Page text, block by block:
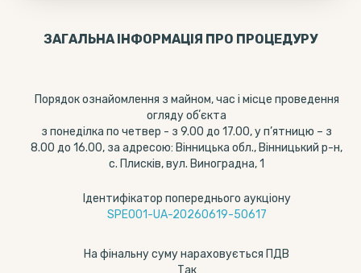
ЗАГАЛЬНА ІНФОРМАЦІЯ ПРО ПРОЦЕДУРУ
Порядок ознайомлення з майном, час і місце проведення
огляду обʼєкта
з понеділка по четвер - з 9.00 до 17.00, у п’ятницю – з
8.00 до 16.00, за адресою: Вінницька обл., Вінницький р-н,
с. Плисків, вул. Виноградна, 1
Ідентифікатор попереднього аукціону
SPE001-UA-20260619-50617
На фінальну суму нараховується ПДВ
Так